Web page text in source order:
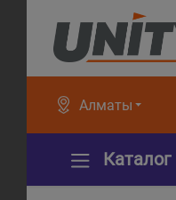
Алматы
Каталог